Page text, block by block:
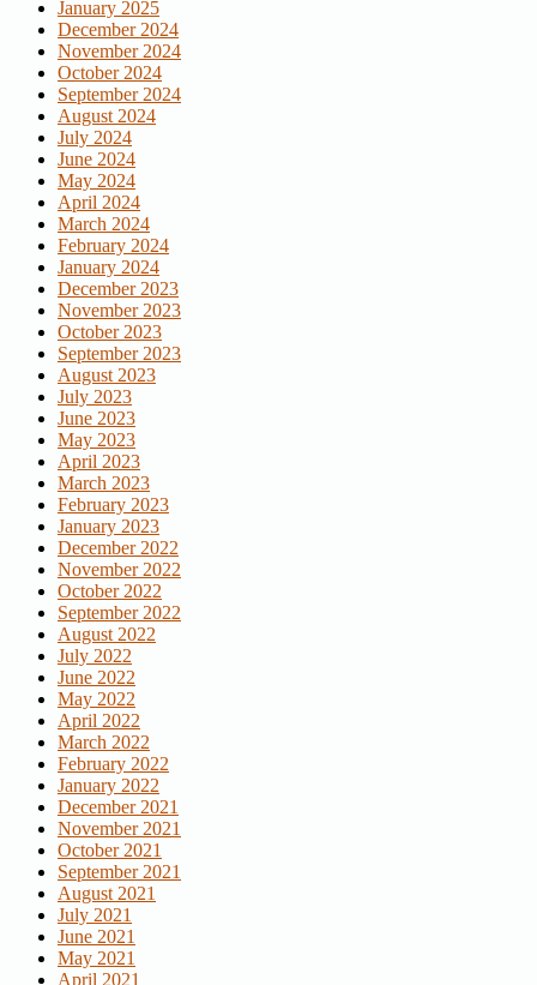
January 2025
December 2024
November 2024
October 2024
September 2024
August 2024
July 2024
June 2024
May 2024
April 2024
March 2024
February 2024
January 2024
December 2023
November 2023
October 2023
September 2023
August 2023
July 2023
June 2023
May 2023
April 2023
March 2023
February 2023
January 2023
December 2022
November 2022
October 2022
September 2022
August 2022
July 2022
June 2022
May 2022
April 2022
March 2022
February 2022
January 2022
December 2021
November 2021
October 2021
September 2021
August 2021
July 2021
June 2021
May 2021
April 2021